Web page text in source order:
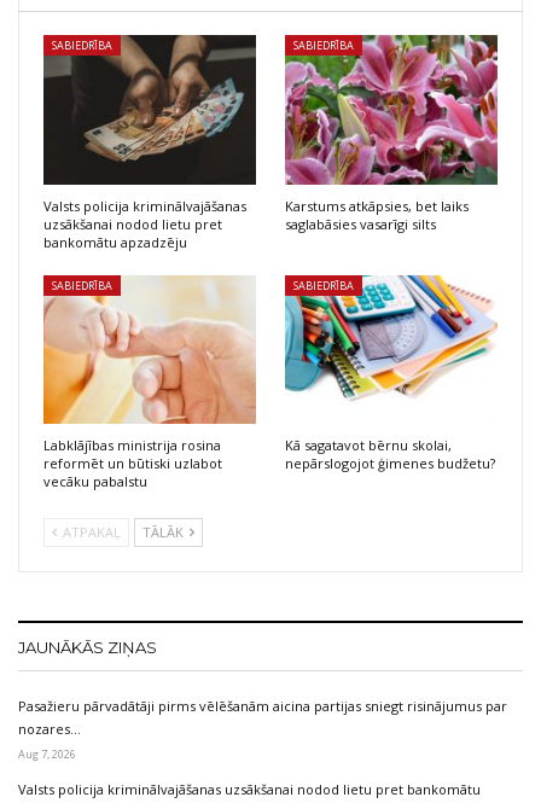
SABIEDRĪBA
Valsts policija kriminālvajāšanas
uzsākšanai nodod lietu pret
bankomātu apzadzēju
SABIEDRĪBA
Karstums atkāpsies, bet laiks
saglabāsies vasarīgi silts
SABIEDRĪBA
Labklājības ministrija rosina
reformēt un būtiski uzlabot
vecāku pabalstu
SABIEDRĪBA
Kā sagatavot bērnu skolai,
nepārslogojot ģimenes budžetu?
ATPAKAĻ TĀLĀK
JAUNĀKĀS ZIŅAS
Pasažieru pārvadātāji pirms vēlēšanām aicina partijas sniegt risinājumus par
nozares…
Aug 7, 2026
Valsts policija kriminālvajāšanas uzsākšanai nodod lietu pret bankomātu